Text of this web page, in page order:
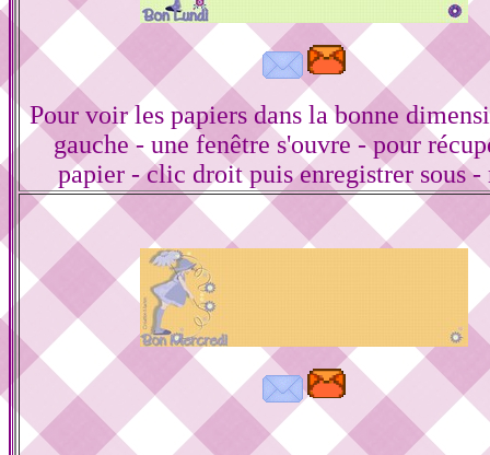
Pour voir les papiers dans la bonne
gauche - une fenêtre s'ouvre - pour
papier - clic droit puis enregistrer sous -